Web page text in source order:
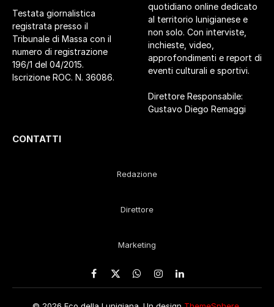
Testata giornalistica
registrata presso il
Tribunale di Massa con il
numero di registrazione
196/1 del 04/2015.
Iscrizione ROC. N. 36086.
quotidiano online dedicato
al territorio lunigianese e
non solo. Con interviste,
inchieste, video,
approfondimenti e report di
eventi culturali e sportivi.
Direttore Responsabile:
Gustavo Diego Remaggi
CONTATTI
Redazione
Direttore
Marketing
Facebook
X
WhatsApp
Instagram
LinkedIn